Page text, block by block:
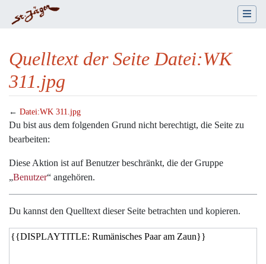
Quelltext der Seite Datei:WK
311.jpg
← Datei:WK 311.jpg
Wechseln zu:Navigation,Suche
Du bist aus dem folgenden Grund nicht berechtigt, die Seite zu
bearbeiten:
Diese Aktion ist auf Benutzer beschränkt, die der Gruppe
„Benutzer“ angehören.
Du kannst den Quelltext dieser Seite betrachten und kopieren.